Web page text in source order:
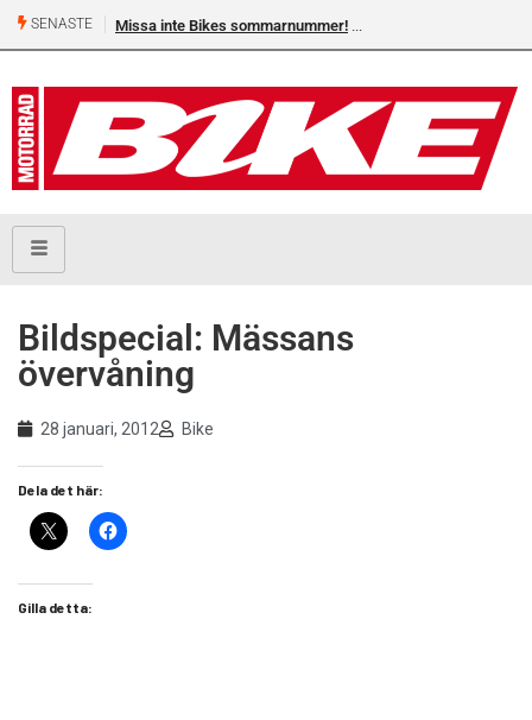
SENASTE Missa inte Bikes sommarnummer!
Bildspecial: Mässans
övervåning
28 januari, 2012 Bike
Dela det här:
Gilla detta: